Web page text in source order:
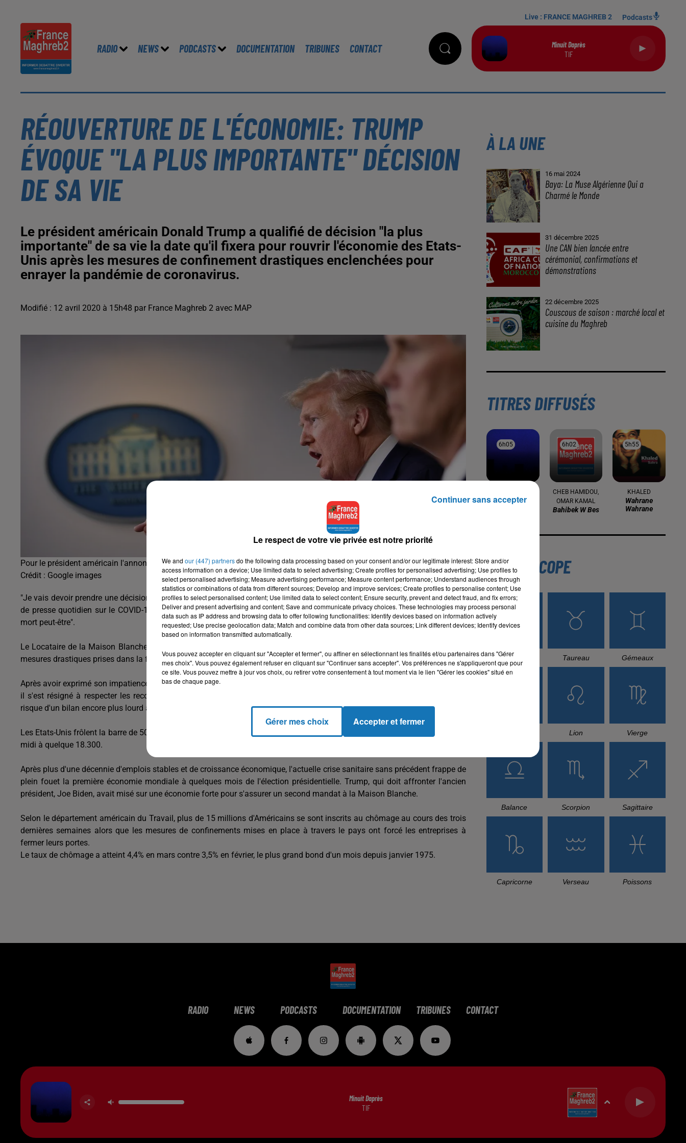
RADIO NEWS PODCASTS DOCUMENTATION TRIBUNES CONTACT
Live : FRANCE MAGHREB 2 Podcasts
Minuit Daprès
TIF
RÉOUVERTURE DE L'ÉCONOMIE: TRUMP
ÉVOQUE "LA PLUS IMPORTANTE" DÉCISION
DE SA VIE
Le président américain Donald Trump a qualifié de décision "la plus
importante" de sa vie la date qu'il fixera pour rouvrir l'économie des Etats-
Unis après les mesures de confinement drastiques enclenchées pour
enrayer la pandémie de coronavirus.
Modifié : 12 avril 2020 à 15h48 par France Maghreb 2 avec MAP
Pour le président américain l'annonce de la décision du déconfinement est la plus importante de sa v
Crédit : Google images
"Je vais devoir prendre une décision et j'espère que ce sera la bonne décision", a déclaré M. Trump à l'occasion de son point
de presse quotidien sur le COVID-19 en soutenant que le confinement "entraîne aussi la mort (...) Une différente forme de
mort peut-être".
Le Locataire de la Maison Blanche ne cache pas son exaspération face aux répercussions redoutables sur l'économie des
mesures drastiques prises dans la foulée de la crise sanitaire qui menace le pays d'une profonde récession.
Après avoir exprimé son impatience de rouvrir l'économie au plus vite arguant que le remède ne doit pas être pire que le mal,
il s'est résigné à respecter les recommandations de ses conseillers et experts en matière santé qui préviennent contre le
risque d'un bilan encore plus lourd à l'heure où le pays est déjà l'épicentre mondial de la pandémie.
Les Etats-Unis frôlent la barre de 500.000 cas de contamination alors que le nombre total des décès s'établit vendredi après-
midi à quelque 18.300.
Après plus d'une décennie d'emplois stables et de croissance économique, l'actuelle crise sanitaire sans précédent frappe de
plein fouet la première économie mondiale à quelques mois de l'élection présidentielle. Trump, qui doit affronter l'ancien
président, Joe Biden, avait misé sur une économie forte pour s'assurer un second mandat à la Maison Blanche.
Selon le département américain du Travail, plus de 15 millions d'Américains se sont inscrits au chômage au cours des trois
dernières semaines alors que les mesures de confinements mises en place à travers le pays ont forcé les entreprises à
fermer leurs portes.
Le taux de chômage a atteint 4,4% en mars contre 3,5% en février, le plus grand bond d'un mois depuis janvier 1975.
À LA UNE
16 mai 2024
Baya: La Muse Algérienne Qui a
Charmé le Monde
31 décembre 2025
Une CAN bien lancée entre
cérémonial, confirmations et
démonstrations
22 décembre 2025
Couscous de saison : marché local et
cuisine du Maghreb
TITRES DIFFUSÉS
6h05
6h05
Minuit Daprès
6h02
6h02
CHEB HAMIDOU,
OMAR KAMAL
Bahibek W Bes
5h55
5h55
KHALED
Wahrane
Wahrane
L'HOROSCOPE
Bélier Taureau Gémeaux
Lion Vierge
Balance Scorpion Sagittaire
Capricorne Verseau Poissons
RADIO NEWS PODCASTS DOCUMENTATION TRIBUNES CONTACT
Minuit Daprès
TIF
Le respect de votre vie privée est notre priorité
We and our (447) partnersdo the following data processing based on your consent and/or our legitimate interest: Store and/or
access information on a device; Use limited data to select advertising; Create profiles for personalised advertising; Use profiles to
select personalised advertising; Measure advertising performance; Measure content performance; Understand audiences through
statistics or combinations of data from different sources; Develop and improve services; Create profiles to personalise content; Use
profiles to select personalised content; Use limited data to select content; Ensure security, prevent and detect fraud, and fix errors;
Deliver and present advertising and content; Save and communicate privacy choices. These technologies may process personal
data such as IP address and browsing data to offer following functionalities: Identify devices based on information actively
requested; Use precise geolocation data; Match and combine data from other data sources; Link different devices; Identify devices
based on information transmitted automatically.
Vous pouvez accepter en cliquant sur "Accepter et fermer", ou affiner en sélectionnant les finalités et/ou partenaires dans "Gérer
mes choix". Vous pouvez également refuser en cliquant sur "Continuer sans accepter". Vos préférences ne s'appliqueront que pour
ce site. Vous pouvez mettre à jour vos choix, ou retirer votre consentement à tout moment via le lien "Gérer les cookies" situé en
bas de chaque page.
Gérer mes choix Accepter et fermer
Continuer sans accepter